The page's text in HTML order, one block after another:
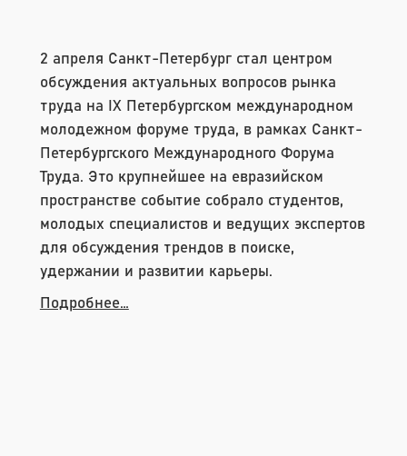
2 апреля Санкт-Петербург стал центром
обсуждения актуальных вопросов рынка
труда на IX Петербургском международном
молодежном форуме труда, в рамках Санкт-
Петербургского Международного Форума
Труда. Это крупнейшее на евразийском
пространстве событие собрало студентов,
молодых специалистов и ведущих экспертов
для обсуждения трендов в поиске,
удержании и развитии карьеры.
Подробнее…